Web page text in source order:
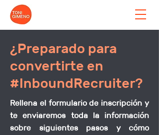
¿Preparado para
convertirte en
#InboundRecruiter?
Rellena el formulario de inscripción y
te enviaremos toda la información
sobre siguientes pasos y cómo